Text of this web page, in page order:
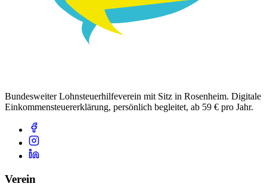
Bundesweiter Lohnsteuerhilfeverein mit Sitz in Rosenheim. Digitale
Einkommensteuererklärung, persönlich begleitet, ab 59 € pro Jahr.
Verein